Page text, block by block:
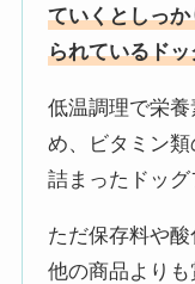
ていくとしっ
られているド
低温調理で栄
め、ビタミン
詰まったドッグ
ただ保存料や酸
他の商品よりも